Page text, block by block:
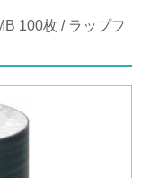
100枚 / ラップフ